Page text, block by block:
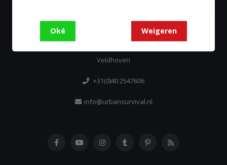
Veldhoven
+31(0)40 2547606
info@urbansurvival.nl
Oké Weigeren